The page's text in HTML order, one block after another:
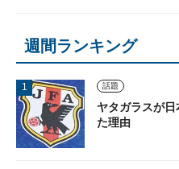
週間ランキング
話題
ヤタガラスが
た理由